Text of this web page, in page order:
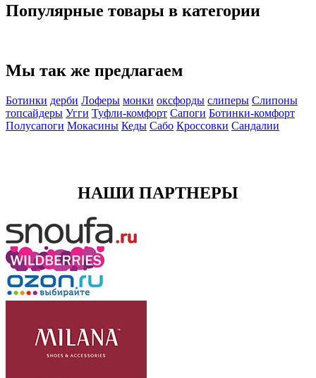
Популярные товары в категории
Мы так же предлагаем
Ботинки дерби Лоферы монки оксфорды слиперы Слипоны
топсайдеры Угги Туфли-комфорт Сапоги Ботинки-комфорт
Полусапоги Мокасины Кеды Сабо Кроссовки Сандалии
НАШИ ПАРТНЕРЫ